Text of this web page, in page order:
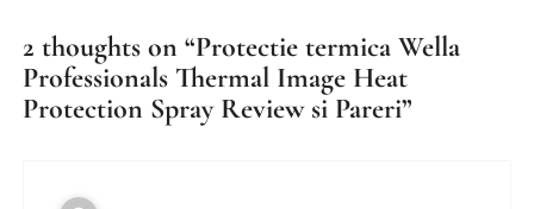
2 thoughts on “Protectie termica Wella
Professionals Thermal Image Heat
Protection Spray Review si Pareri”